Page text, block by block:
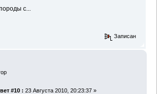
с...
Записан
#10 : 23 Августа 2010, 20:23:37 »